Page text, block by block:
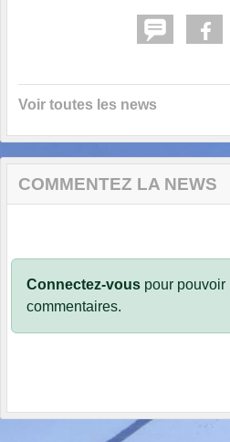
Voir toutes les news
COMMENTEZ LA NEWS
Connectez-vous pour pouvoir
commentaires.